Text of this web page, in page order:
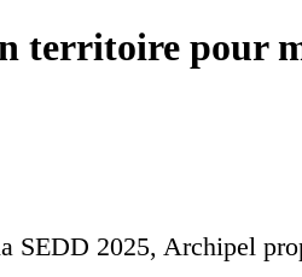
territoire pour
SEDD 2025, Archipel